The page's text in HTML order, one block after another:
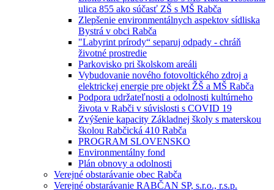
ulica 855 ako súčasť ZŠ s MŠ Rabča
Zlepšenie environmentálnych aspektov sídliska
Bystrá v obci Rabča
"Labyrint prírody“ separuj odpady - chráň
životné prostredie
Parkovisko pri školskom areáli
Vybudovanie nového fotovoltického zdroj a
elektrickej energie pre objekt ŽŠ a MŠ Rabča
Podpora udržateľnosti a odolnosti kultúrneho
života v Rabči v súvislosti s COVID 19
Zvýšenie kapacity Základnej školy s materskou
školou Rabčická 410 Rabča
PROGRAM SLOVENSKO
Environmentálny fond
Plán obnovy a odolnosti
Verejné obstarávanie obec Rabča
Verejné obstarávanie RABČAN SP, s.r.o., r.s.p.